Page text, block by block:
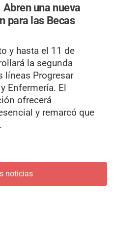
Abren una nueva
para las Becas
y hasta el 11 de
la segunda
líneas Progresar
Enfermería. El
ofrecerá
y remarcó que
noticias